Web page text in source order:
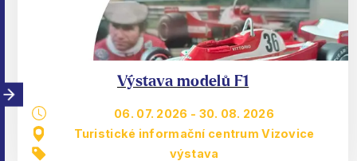
Výstava modelů F1
06. 07. 2026 - 30. 08. 2026
Turistické informační centrum Vizovice
výstava